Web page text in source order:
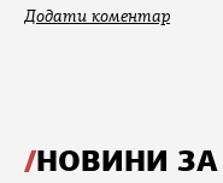
Додати коментар
НОВИНИ